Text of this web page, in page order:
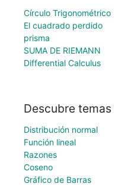
Círculo Trigonométrico
El cuadrado perdido
prisma
SUMA DE RIEMANN
Differential Calculus
Descubre temas
Distribución normal
Función lineal
Razones
Coseno
Gráfico de Barras